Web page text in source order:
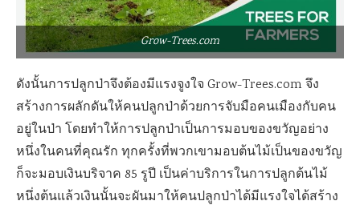
Grow-Trees.com
ดังนั้นการปลูกป่าจึงต้องมีแรงจูงใจ Grow-Trees.com จึง
สร้างการผลักดันให้คนปลูกป่าด้วยการจับมือคนเมืองกับคน
อยู่ในป่า โดยทำให้การปลูกป่าเป็นการมอบของขวัญอย่าง
หนึ่งในคนที่คุณรัก ทุกครั้งที่พวกเขามอบต้นไม้เป็นของขวัญ
ก็จะมอบเงินบริจาค 85 รูปี เป็นค่าบริการในการปลูกต้นไม้
หนึ่งต้นแล้วเงินนั้นจะผันมาให้คนปลูกป่าได้มีแรงใจได้สร้าง